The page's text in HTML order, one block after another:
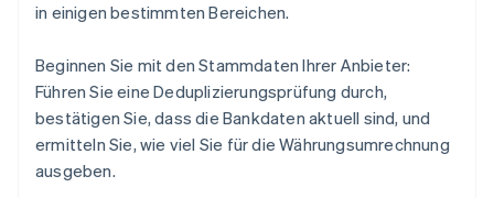
in einigen bestimmten Bereichen.
Beginnen Sie mit den Stammdaten Ihrer Anbieter:
Führen Sie eine Deduplizierungsprüfung durch,
bestätigen Sie, dass die Bankdaten aktuell sind, und
ermitteln Sie, wie viel Sie für die Währungsumrechnung
ausgeben.